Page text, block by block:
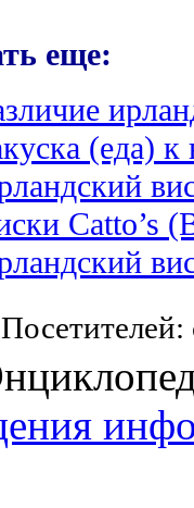
еще:
(еда) к
Catto’s
Посетителей: